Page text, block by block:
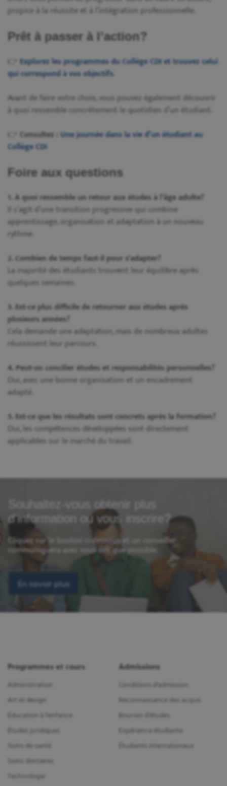
propice à la réussite et à l’intégration professionnelle.
Prêt à passer à l’action?
👉 Explorez les programmes du Collège CDI et trouvez celui
qui correspond à vos objectifs
Avant de faire votre choix, vous pouvez également découvrir
à quoi ressemble concrètement le quotidien d’un étudiant.
👉 Consultez : Une journée dans la vie d’un étudiant au
Collège CDI
Foire aux questions
1. À quoi ressemble un retour aux études à l’âge adulte?
Il s’agit d’une transition progressive qui combine
apprentissage, organisation et adaptation à un nouveau
rythme.
2. Combien de temps faut-il pour s’adapter?
La majorité des étudiants trouvent leur équilibre après
quelques semaines.
3. Est-ce plus difficile de retourner aux études après
plusieurs années?
Cela demande une adaptation, mais de nombreux adultes
réussissent leur parcours.
4. Peut-on concilier études et responsabilités personnelles?
Oui, avec une bonne organisation et un encadrement
adapté.
5. Est-ce que les résultats sont concrets après la formation?
Oui, les compétences développées sont directement
applicables sur le marché du travail.
Souhaitez-vous obtenir plus
d'information ou vous inscrire?
Cliquez sur le bouton ci-dessous et un conseiller
communiquera avec vous dès que possible.
En savoir plus
Programmes et cours
Administration
Art et design
Éducation à l'enfance
Études juridiques
Soins de santé
Soins dentaires
Technologie
Admissions
Conditions d'admission
Reconnaissance des acquis
Bourses d'études
Expérience étudiante
Étudiants internationaux